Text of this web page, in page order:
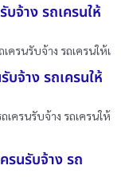
จ้าง รถเครนให้
ครนรับจ้าง รถเครนให้เ
บจ้าง รถเครนให้
เครนรับจ้าง รถเครนให้
รนรับจ้าง รถ